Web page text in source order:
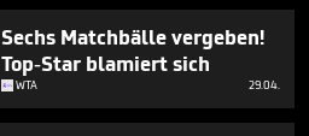
Sechs Matchbälle vergeben!
Top-Star blamiert sich
WTA 29.04.